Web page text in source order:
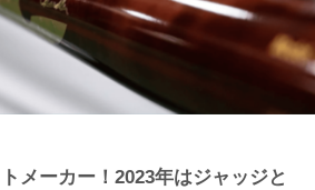
メーカー！2023年はジャッジと